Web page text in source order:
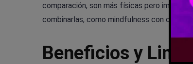
comparación, son más físicas pero
combinarlas, como mindfulness con
Beneficios y